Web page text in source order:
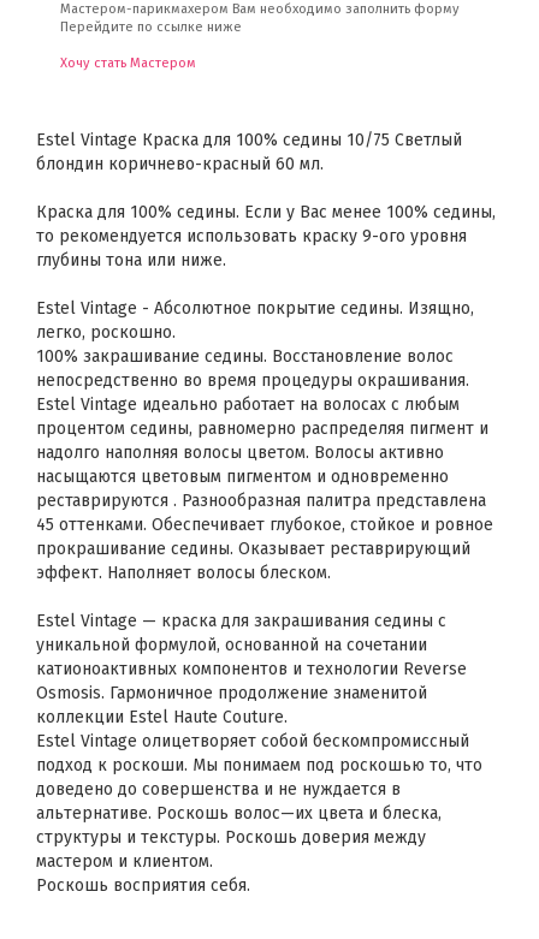
Мастером-парикмахером Вам необходимо заполнить форму
Перейдите по ссылке ниже
Хочу стать Мастером
Estel Vintage Краска для 100% седины 10/75 Светлый
блондин коричнево-красный 60 мл.
Краска для 100% седины. Если у Вас менее 100% седины,
то рекомендуется использовать краску 9-ого уровня
глубины тона или ниже.
Estel Vintage - Абсолютное покрытие седины. Изящно,
легко, роскошно.
100% закрашивание седины. Восстановление волос
непосредственно во время процедуры окрашивания.
Estel Vintage идеально работает на волосах с любым
процентом седины, равномерно распределяя пигмент и
надолго наполняя волосы цветом. Волосы активно
насыщаются цветовым пигментом и одновременно
реставрируются . Разнообразная палитра представлена
45 оттенками. Обеспечивает глубокое, стойкое и ровное
прокрашивание седины. Оказывает реставрирующий
эффект. Наполняет волосы блеском.
Estel Vintage — краска для закрашивания седины с
уникальной формулой, основанной на сочетании
катионоактивных компонентов и технологии Reverse
Osmosis. Гармоничное продолжение знаменитой
коллекции Estel Haute Couture.
Estel Vintage олицетворяет собой бескомпромиссный
подход к роскоши. Мы понимаем под роскошью то, что
доведено до совершенства и не нуждается в
альтернативе. Роскошь волос—их цвета и блеска,
структуры и текстуры. Роскошь доверия между
мастером и клиентом.
Роскошь восприятия себя.